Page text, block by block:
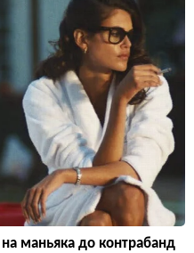
маньяка до контрабанд